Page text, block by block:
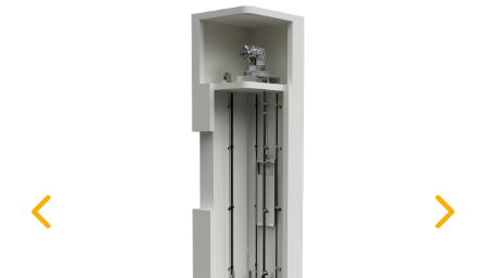
Prev Next